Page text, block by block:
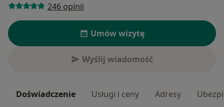
246 opinii
Umów wizytę
Wyślij wiadomość
Doświadczenie Usługi i ceny Adresy